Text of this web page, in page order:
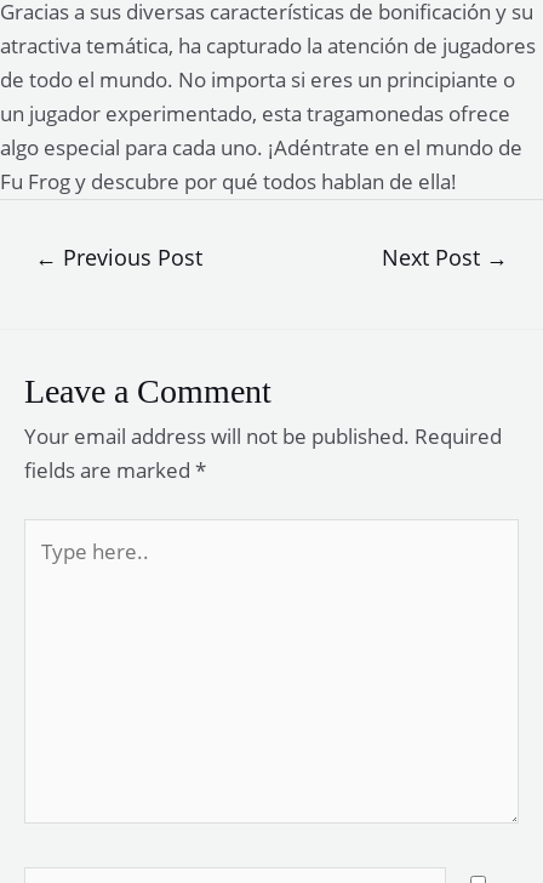
Gracias a sus diversas características de bonificación y su
atractiva temática, ha capturado la atención de jugadores
de todo el mundo. No importa si eres un principiante o
un jugador experimentado, esta tragamonedas ofrece
algo especial para cada uno. ¡Adéntrate en el mundo de
Fu Frog y descubre por qué todos hablan de ella!
← Previous Post Next Post →
Leave a Comment
Your email address will not be published. Required
fields are marked *
here..